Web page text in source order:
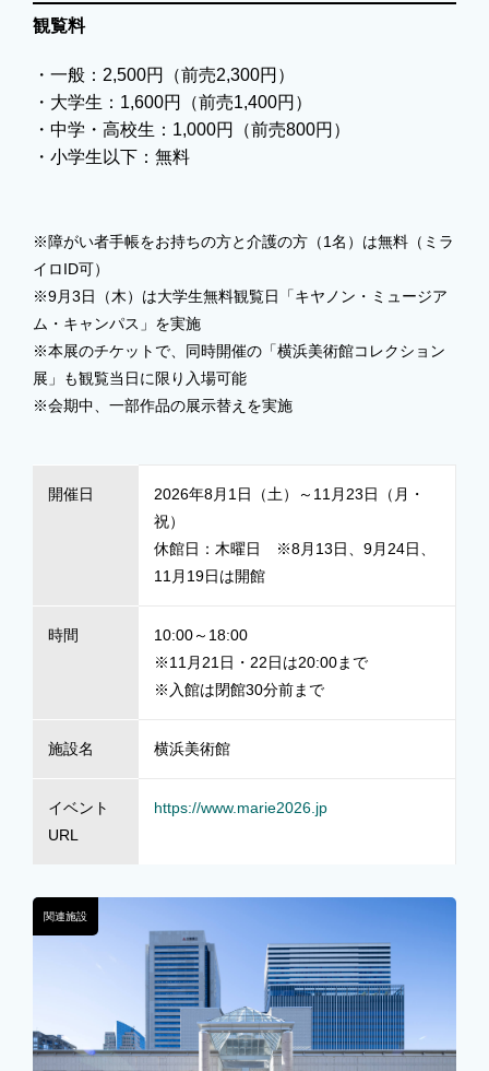
観覧料
・一般：2,500円（前売2,300円）
・大学生：1,600円（前売1,400円）
・中学・高校生：1,000円（前売800円）
・小学生以下：無料
※障がい者手帳をお持ちの方と介護の方（1名）は無料（ミラ
イロID可）
※9月3日（木）は大学生無料観覧日「キヤノン・ミュージア
ム・キャンパス」を実施
※本展のチケットで、同時開催の「横浜美術館コレクション
展」も観覧当日に限り入場可能
※会期中、一部作品の展示替えを実施
開催日
2026年8月1日（土）～11月23日（月・
祝）
休館日：木曜日 ※8月13日、9月24日、
11月19日は開館
時間
10:00～18:00
※11月21日・22日は20:00まで
※入館は閉館30分前まで
施設名 横浜美術館
イベント
URL
https://www.marie2026.jp